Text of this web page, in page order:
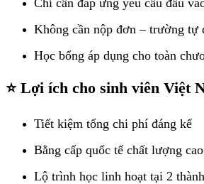
Chỉ cần đáp ứng yêu cầu đầu
Không cần nộp đơn – trường
Học bổng áp dụng cho toàn
⭐ Lợi ích cho sinh viên Việt
Tiết kiệm tổng chi phí đáng kể
Bằng cấp quốc tế chất lượng
Lộ trình học linh hoạt tại 2